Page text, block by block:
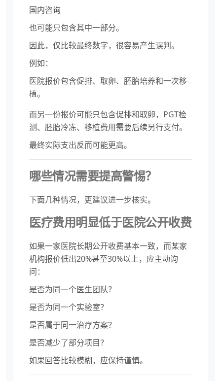
国内咨询
也可能只包含其中一部分。
因此，仅比较最终数字，很容易产生误判。
例如：
医院报价包含促排、取卵、胚胎培养和一次移
植。
而另一份报价可能只包含促排和取卵，PGT检
测、胚胎冷冻、移植费用需要后续另行支付。
最终实际支出反而可能更高。
哪些情况需要提高警惕？
下面几种情况，更建议进一步核实。
医疗费用明显低于医院公开收费
如果一家医院长期公开收费基本一致，而某家
机构报价低出20%甚至30%以上，应主动询
问：
是否为同一个医生团队？
是否为同一个实验室？
是否属于同一治疗方案？
是否减少了部分项目？
如果回答比较模糊，应保持谨慎。